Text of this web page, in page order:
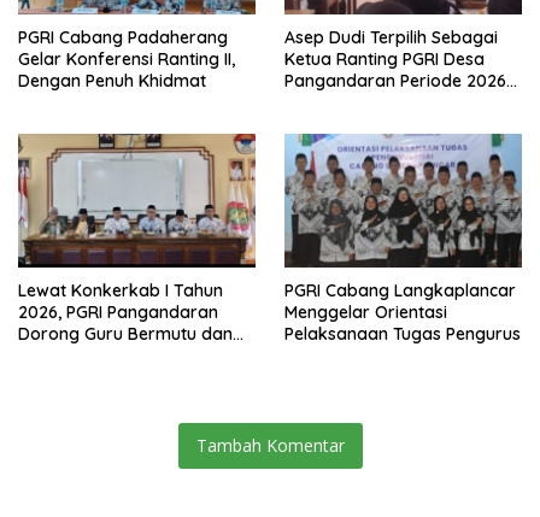
PGRI Cabang Padaherang
Gelar Konferensi Ranting II,
Dengan Penuh Khidmat
Asep Dudi Terpilih Sebagai
Ketua Ranting PGRI Desa
Pangandaran Periode 2026-
Lewat Konkerkab I Tahun
2026, PGRI Pangandaran
Dorong Guru Bermutu dan
PGRI Cabang Langkaplancar
Menggelar Orientasi
Pelaksanaan Tugas Pengurus
Tambah Komentar